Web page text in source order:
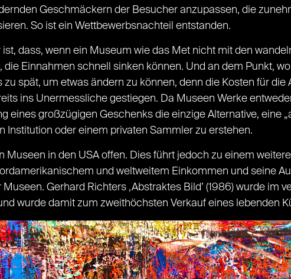
Geschmäckern der Besucher anzupassen, die
So ist ein Wettbewerbsnachteil entstanden.
dass, wenn ein Museum wie das Met nicht mit den
die Einnahmen schnell sinken können. Und an dem Punkt,
zu spät, um etwas ändern zu können, denn die Kosten für die
ins Unermessliche gestiegen. Da Museen Werke
eines großzügigen Geschenks die einzige Alternative, eine
Institution oder einem privaten Sammler zu erstehen.
Museen in den USA offen. Dies führt jedoch zu einem
und weltweitem Einkommen und seine
Gerhard Richters ‚Abstraktes Bild’ (1986) wurde im
wurde damit zum zweithöchsten Verkauf eines lebenden